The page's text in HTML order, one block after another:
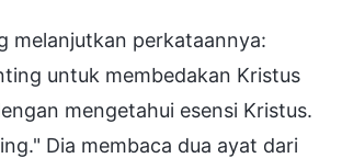
melanjutkan perkataannya:
untuk membedakan Kristus
mengetahui esensi Kristus.
Dia membaca dua ayat dari